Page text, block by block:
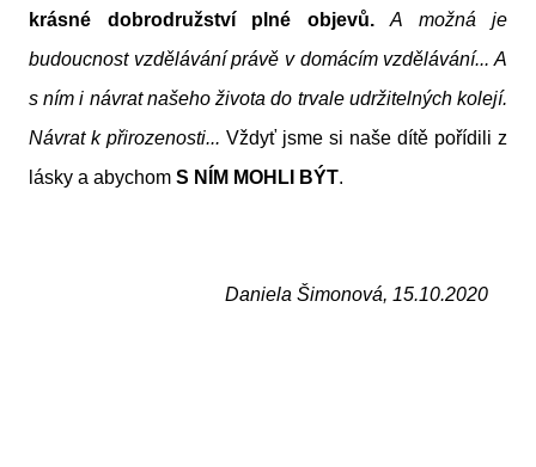
krásné dobrodružství plné objevů.
A možná je
budoucnost vzdělávání právě v domácím vzdělávání... A
s ním i návrat našeho života do trvale udržitelných kolejí.
Návrat k přirozenosti... Vždyť jsme si naše dítě pořídili z
lásky a abychom S NÍM MOHLI BÝT.
Daniela Šimonová, 15.10.2020